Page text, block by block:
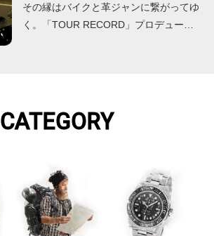
その縁はバイクと革ジャンに繋がってゆ
く。「TOUR RECORD」プロデュー…
CATEGORY